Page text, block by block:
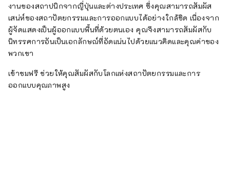
งานของสถาปนิกจากญี่ปุ่นและต่างประเทศ ซึ่งคุณสามารถสัมผัส
เสน่ห์ของสถาปัตยกรรมและการออกแบบได้อย่างใกล้ชิด เนื่องจาก
ผู้จัดแสดงเป็นผู้ออกแบบพื้นที่ด้วยตนเอง คุณจึงสามารถสัมผัสกับ
นิทรรศการอันเป็นเอกลักษณ์ที่อัดแน่นไปด้วยแนวคิดและคุณค่าของ
พวกเขา
เข้าชมฟรี ช่วยให้คุณสัมผัสกับโลกแห่งสถาปัตยกรรมและการ
ออกแบบคุณภาพสูง